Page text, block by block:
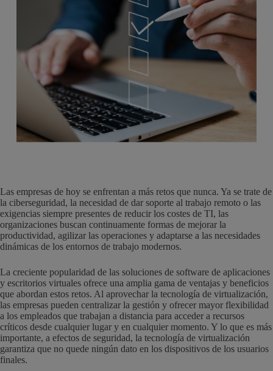
Las empresas de hoy se enfrentan a más retos que nunca. Ya se trate de
la ciberseguridad, la necesidad de dar soporte al trabajo remoto o las
exigencias siempre presentes de reducir los costes de TI, las
organizaciones buscan continuamente formas de mejorar la
productividad, agilizar las operaciones y adaptarse a las necesidades
dinámicas de los entornos de trabajo modernos.
La creciente popularidad de las soluciones de software de aplicaciones
y escritorios virtuales ofrece una amplia gama de ventajas y beneficios
que abordan estos retos. Al aprovechar la tecnología de virtualización,
las empresas pueden centralizar la gestión y ofrecer mayor flexibilidad
a los empleados que trabajan a distancia para acceder a recursos
críticos desde cualquier lugar y en cualquier momento. Y lo que es más
importante, a efectos de seguridad, la tecnología de virtualización
garantiza que no quede ningún dato en los dispositivos de los usuarios
finales.